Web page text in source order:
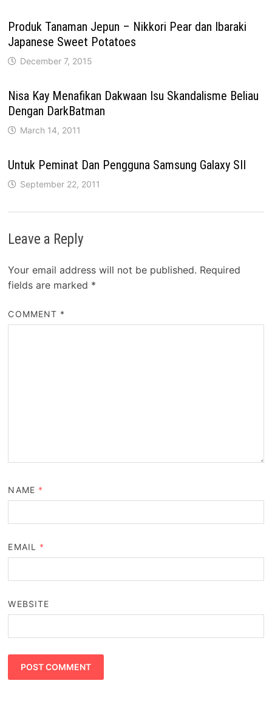
Produk Tanaman Jepun – Nikkori Pear dan Ibaraki
Japanese Sweet Potatoes
December 7, 2015
Nisa Kay Menafikan Dakwaan Isu Skandalisme Beliau
Dengan DarkBatman
March 14, 2011
Untuk Peminat Dan Pengguna Samsung Galaxy SII
September 22, 2011
Leave a Reply
Your email address will not be published. Required
fields are marked *
COMMENT *
NAME *
EMAIL *
WEBSITE